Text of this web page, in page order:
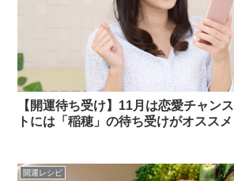
【開運待ち受け】11月は恋愛チャン
トには「稲穂」の待ち受けがオススメ
開運レシピ